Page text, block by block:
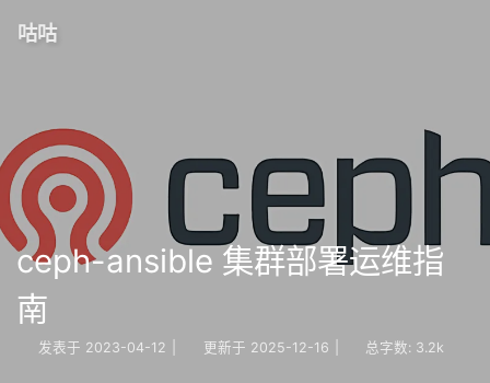
咕咕
ceph-ansible 集群部署运维指
南
发表于 2023-04-12 更新于 2025-12-16 总字数: 3.2k